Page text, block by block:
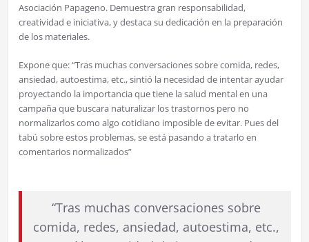
Asociación Papageno. Demuestra gran responsabilidad,
creatividad e iniciativa, y destaca su dedicación en la preparación
de los materiales.
Expone que: “Tras muchas conversaciones sobre comida, redes,
ansiedad, autoestima, etc., sintió la necesidad de intentar ayudar
proyectando la importancia que tiene la salud mental en una
campaña que buscara naturalizar los trastornos pero no
normalizarlos como algo cotidiano imposible de evitar. Pues del
tabú sobre estos problemas, se está pasando a tratarlo en
comentarios normalizados”
“Tras muchas conversaciones sobre
comida, redes, ansiedad, autoestima, etc.,